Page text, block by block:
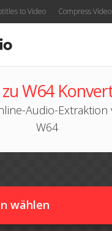
to Video Compress Video
W64
Audio-Extraktion
W64
wählen